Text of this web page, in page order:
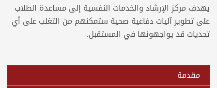
يهدف مركز الإرشاد والخدمات النفسية إلى مساعدة الطلاب
على تطوير آليات دفاعية صحية ستمكنهم من التغلب على أي
تحديات قد يواجهونها في المستقبل.
مقدمة